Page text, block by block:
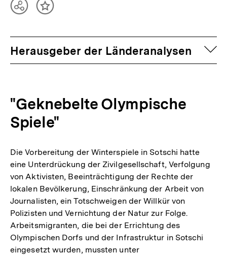
TeilenInhalt
Herausgeber der Länderanalysen
"Geknebelte Olympische
Spiele"
Die Vorbereitung der Winterspiele in Sotschi hatte
eine Unterdrückung der Zivilgesellschaft, Verfolgung
von Aktivisten, Beeinträchtigung der Rechte der
lokalen Bevölkerung, Einschränkung der Arbeit von
Journalisten, ein Totschweigen der Willkür von
Polizisten und Vernichtung der Natur zur Folge.
Arbeitsmigranten, die bei der Errichtung des
Olympischen Dorfs und der Infrastruktur in Sotschi
eingesetzt wurden, mussten unter